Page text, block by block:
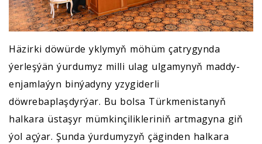
Häzirki döwürde yklymyň möhüm çatrygynda
ýerleşýän ýurdumyz milli ulag ulgamynyň maddy-
enjamlaýyn binýadyny yzygiderli
döwrebaplaşdyrýar. Bu bolsa Türkmenistanyň
halkara üstaşyr mümkinçilikleriniň artmagyna giň
ýol açýar. Şunda ýurdumyzyň çäginden halkara